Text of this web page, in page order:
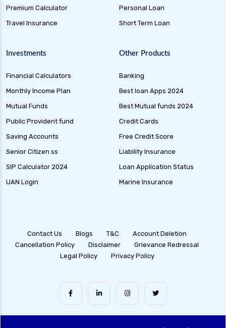
Premium Calculator
Travel Insurance
Personal Loan
Short Term Loan
Investments
Financial Calculators
Monthly Income Plan
Mutual Funds
Public Provident fund
Saving Accounts
Senior Citizen ss
SIP Calculator 2024
UAN Login
Other Products
Banking
Best loan Apps 2024
Best Mutual funds 2024
Credit Cards
Free Credit Score
Liability Insurance
Loan Application Status
Marine Insurance
Contact Us Blogs T&C
Account Deletion
Cancellation Policy
Disclaimer
Grievance Redressal
Legal Policy
Privacy Policy